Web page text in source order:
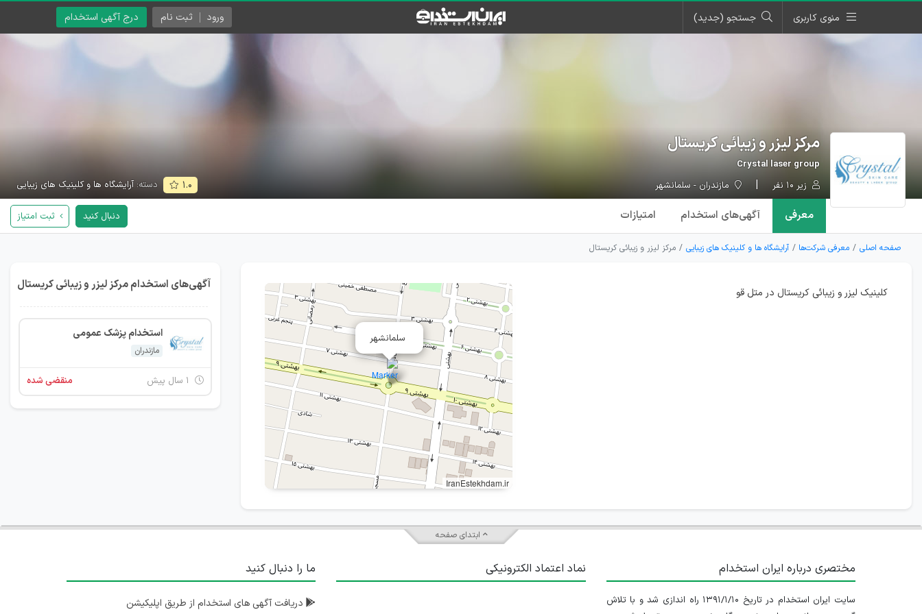
منوی کاربری جستجو (جدید) درج آگهی استخدام ورود ثبت نام
مرکز لیزر و زیبائی کریستال
Crystal laser group
زیر ۱۰ نفر
مازندران - سلمانشهر ۱.۰ دسته:آرایشگاه ها و کلینیک های زیبایی
معرفی آگهی‌های استخدام امتیازات دنبال کنید ثبت امتیاز
صفحه اصلی معرفی شرکت‌ها آرایشگاه ها و کلینیک های زیبایی مرکز لیزر و زیبائی کریستال
کلینیک لیزر و زیبائی کریستال در متل قو
سلمانشهر
IranEstekhdam.ir
آگهی‌های استخدام مرکز لیزر و زیبائی کریستال
استخدام پزشک عمومی
مازندران
منقضی شده
ابتدای صفحه
مختصری درباره ایران استخدام
سایت ایران استخدام در تاریخ ۱۳۹۱/۱/۱۰ راه اندازی شد و با تلاش
نماد اعتماد الکترونیکی ما را دنبال کنید
دریافت آگهی های استخدام از طریق اپلیکیشن